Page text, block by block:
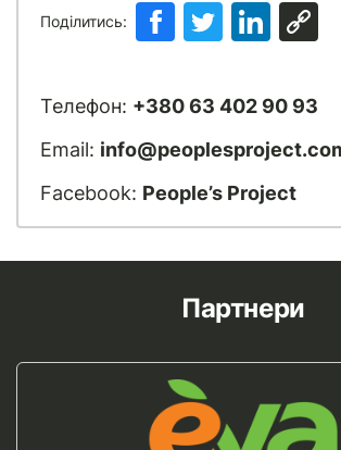
Поділитись:
Телефон: +380 63 402 90 93
Email:
Facebook: People’s Project
Партнери